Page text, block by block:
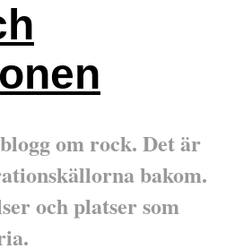
om rock. Det är
bakom.
och platser som